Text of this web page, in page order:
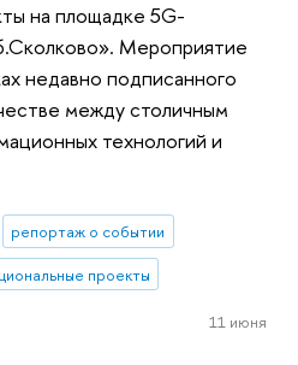
на площадке 5G-
Мероприятие
недавно подписанного
между столичным
технологий и
репортаж о событии
проекты
11 июня